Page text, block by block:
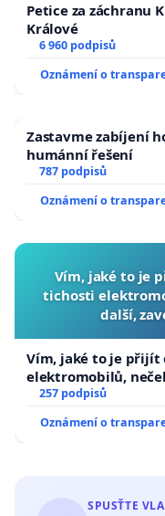
Petice za záchranu
Králové
6 960 podpisů
Oznámení o
Zastavme zabíjení
humánní řešení
787 podpisů
Oznámení o
Vím, jaké to je
tichosti
další,
Vím, jaké to je přijít
elektromobilů,
zaveďme slyšitelná
257 podpisů
Oznámení o
SPUSŤTE